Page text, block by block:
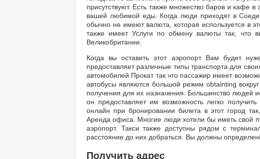
присутствуют. Есть также множество баров и кафе
вашей любимой еды. Когда люди приходят в
обычно не имеют валюта, которая используется в
также имеет Услуги по обмену валюты так, что
Великобритании.
Когда вы оставить этот аэропорт Вам будет
предоставляет различные типы транспорта для
автомобилей Прокат так что пассажир имеет
автобусы являются большой режим obtainting
получения для их назначения. Большинство людей
он предоставляет им возможность легко
онлайн при бронировании билета в этот город
Аренда офиса. Многие люди хотели бы иметь свой
аэропорт. Такси также доступны рядом с
расстояние до них добраться. Вы должны
Получить адрес